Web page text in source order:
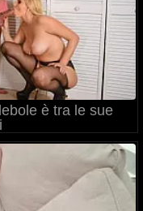
è tra le sue